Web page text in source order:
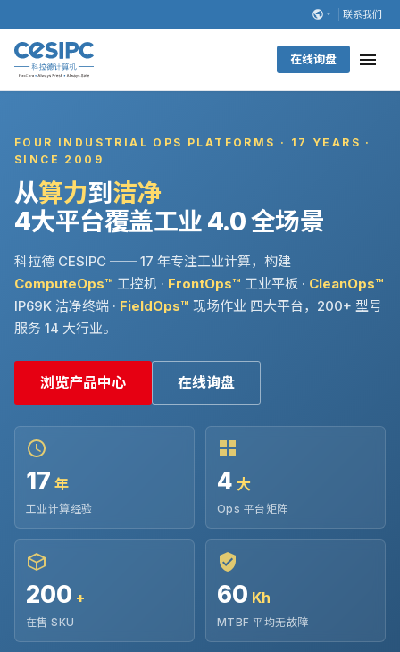
联系我们
在线询盘
FOUR INDUSTRIAL OPS PLATFORMS · 17 YEARS ·
SINCE 2009
从算力到洁净
4大平台覆盖工业 4.0 全场景
科拉德 CESIPC ── 17 年专注工业计算，构建
ComputeOps™ 工控机 · FrontOps™ 工业平板 · CleanOps™
IP69K 洁净终端 · FieldOps™ 现场作业 四大平台，200+ 型号
服务 14 大行业。
浏览产品中心 在线询盘
17 年
工业计算经验
4 大
Ops 平台矩阵
200 +
在售 SKU
60 Kh
MTBF 平均无故障